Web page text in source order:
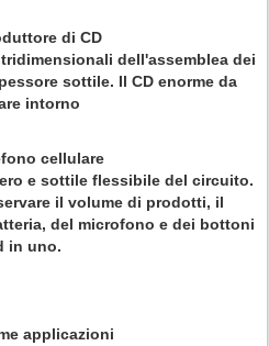
di CD
dell'assemblea dei
sottile. Il CD enorme da
intorno
cellulare
e sottile flessibile del circuito.
il volume di prodotti, il
del microfono e dei bottoni
in uno.
applicazioni